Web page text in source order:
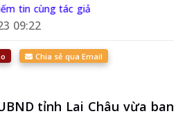
tin cùng tác giả
09:22
Chia sẻ qua Email
tỉnh Lai Châu vừa ban